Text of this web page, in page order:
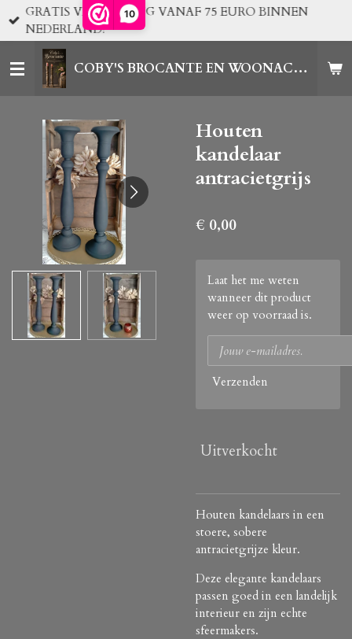
10
Ga
direct
de
hoofdinhoud
COBY'S BROCANTE EN WOONACCESSOIRES
GRATIS VERZENDING VANAF 75 EURO BINNEN
NEDERLAND!
Houten
kandelaar
antracietgrijs
€ 0,00
Laat het me weten
wanneer dit product
weer op voorraad is.
Verzenden
Uitverkocht
Houten kandelaars in een
stoere, sobere
antracietgrijze kleur.
Deze elegante kandelaars
passen goed in een landelijk
interieur en zijn echte
sfeermakers.